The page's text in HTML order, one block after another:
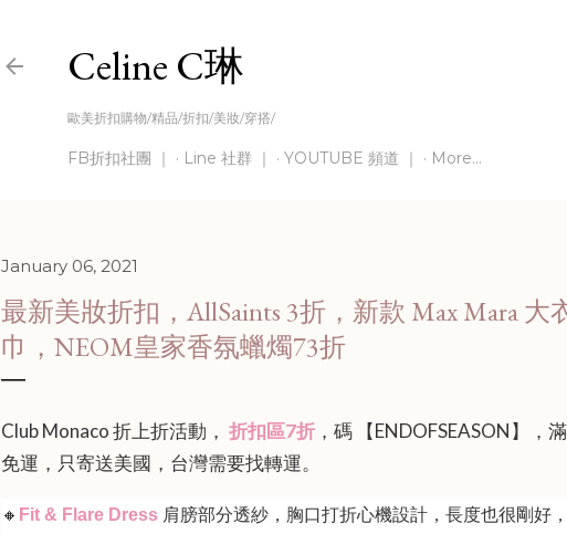
Celine C琳
歐美折扣購物/精品/折扣/美妝/穿搭/
FB折扣社團 ｜ Line 社群 ｜ YOUTUBE 頻道 ｜ More…
January 06, 2021
最新美妝折扣，AllSaints 3折，新款 Max Mara 大
巾，NEOM皇家香氛蠟燭73折
Club Monaco 折上折活動， 折扣區7折 ，碼 【ENDOFSEASON】，滿
免運，只寄送美國，台灣需要找轉運。
🔸 Fit & Flare Dress 肩膀部分透紗，胸口打折心機設計，長度也很剛好